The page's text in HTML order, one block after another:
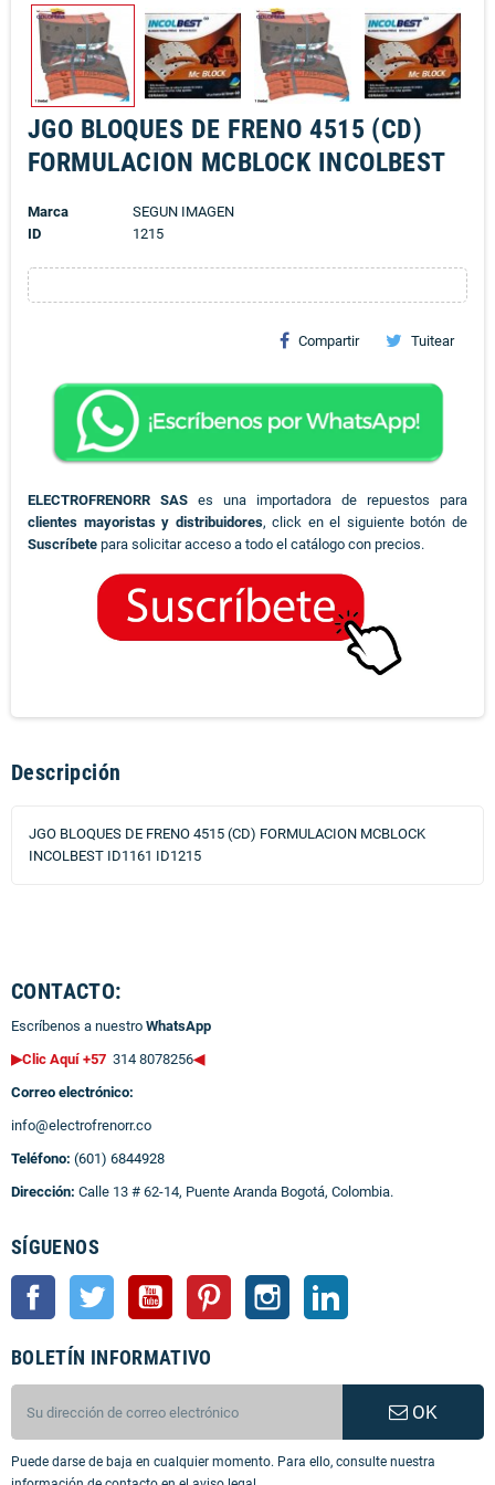
JGO BLOQUES DE FRENO 4515 (CD)
FORMULACION MCBLOCK INCOLBEST
Marca
SEGUN IMAGEN
ID
1215
Compartir Tuitear
ELECTROFRENORR SAS es una importadora de repuestos para
clientes mayoristas y distribuidores, click en el siguiente botón de
Suscríbete para solicitar acceso a todo el catálogo con precios.
Descripción
JGO BLOQUES DE FRENO 4515 (CD) FORMULACION MCBLOCK
INCOLBEST ID1161 ID1215
CONTACTO:
Escríbenos a nuestro WhatsApp
▶Clic Aquí +57 314 8078256◀
Correo electrónico:
info@electrofrenorr.co
Teléfono: (601) 6844928
Dirección: Calle 13 # 62-14, Puente Aranda Bogotá, Colombia.
SÍGUENOS
Facebook Twitter YouTube Pinterest Instagram
BOLETÍN INFORMATIVO
OK
Puede darse de baja en cualquier momento. Para ello, consulte nuestra